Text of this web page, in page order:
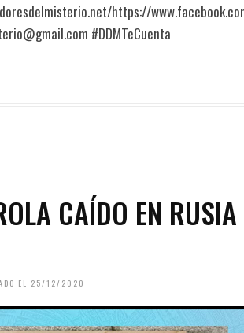
https://
#DDMTeCuenta
CAÍDO EN
EL 25/12/2020